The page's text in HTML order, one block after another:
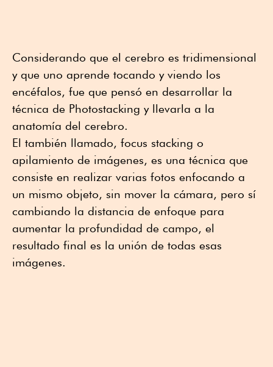
Considerando que el cerebro es tridimensional
y que uno aprende tocando y viendo los
encéfalos, fue que pensó en desarrollar la
técnica de Photostacking y llevarla a la
anatomía del cerebro.
El también llamado, focus stacking o
apilamiento de imágenes, es una técnica que
consiste en realizar varias fotos enfocando a
un mismo objeto, sin mover la cámara, pero sí
cambiando la distancia de enfoque para
aumentar la profundidad de campo, el
resultado final es la unión de todas esas
imágenes.